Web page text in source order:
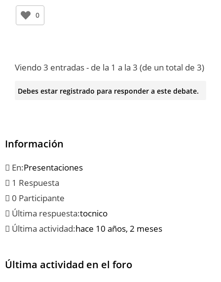
0
Viendo 3 entradas - de la 1 a la 3 (de un total de 3)
Debes estar registrado para responder a este debate.
Información
En:Presentaciones
1 Respuesta
0 Participante
Última respuesta:tocnico
Última actividad:hace 10 años, 2 meses
Última actividad en el foro